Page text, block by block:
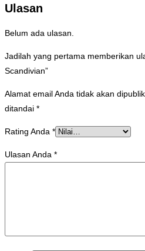
Ulasan
Belum ada ulasan.
Jadilah yang pertama memberikan
Scandivian”
Alamat email Anda tidak akan
ditandai *
Rating Anda *
Ulasan Anda *